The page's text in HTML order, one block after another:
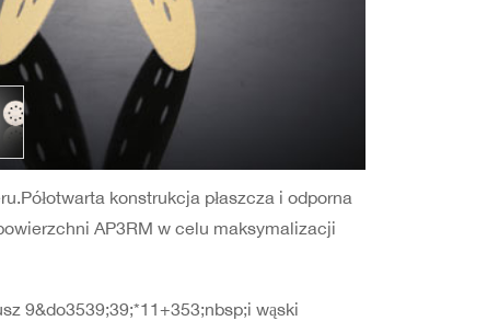
konstrukcja płaszcza i odporna
AP3RM w celu maksymalizacji
9&do3539;39;*11+353;nbsp;i wąski